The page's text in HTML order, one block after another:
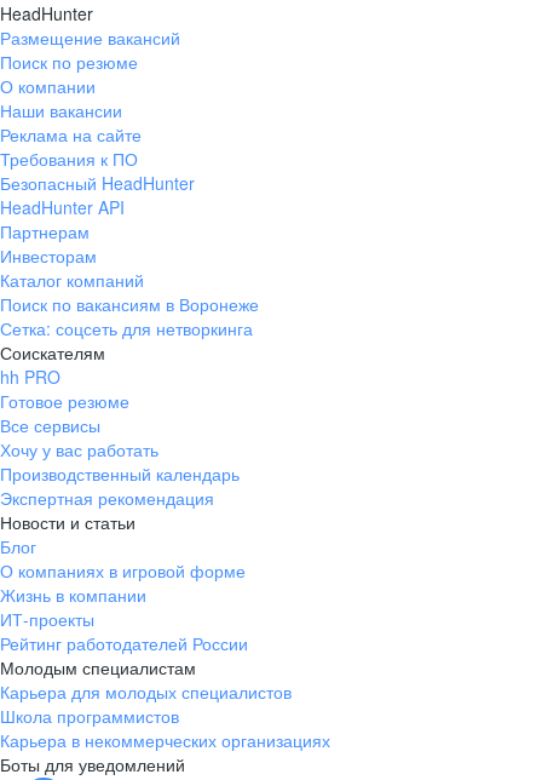
HeadHunter
Размещение вакансий
Поиск по резюме
О компании
Наши вакансии
Реклама на сайте
Требования к ПО
Безопасный HeadHunter
HeadHunter API
Партнерам
Инвесторам
Каталог компаний
Поиск по вакансиям в Воронеже
Сетка: соцсеть для нетворкинга
Соискателям
hh PRO
Готовое резюме
Все сервисы
Хочу у вас работать
Производственный календарь
Экспертная рекомендация
Новости и статьи
Блог
О компаниях в игровой форме
Жизнь в компании
ИТ-проекты
Рейтинг работодателей России
Молодым специалистам
Карьера для молодых специалистов
Школа программистов
Карьера в некоммерческих организациях
Боты для уведомлений